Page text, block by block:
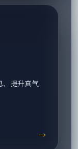
、提升真气
→